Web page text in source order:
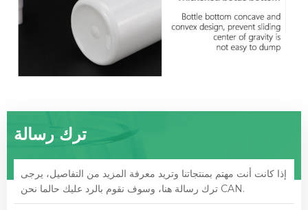
ترك رسالة
إذا كانت أنت مهتم بمنتجاتنا وتريد معرفة المزيد من التفاصيل، يرجى
ترك رسالة هنا، وسوف نقوم بالرد عليك حالما نحن CAN.